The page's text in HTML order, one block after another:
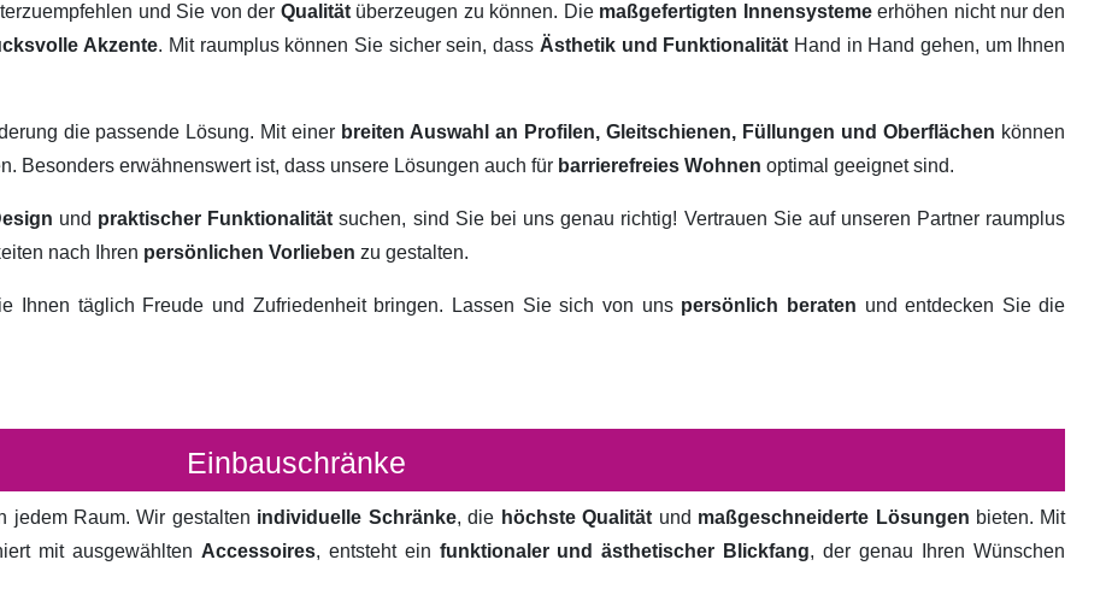
und Sie von der Qualität überzeugen zu können. Die maßgefertigten Innensystemeerhöhen nicht nur den
Akzente. Mit raumplus können Sie sicher sein, dass Ästhetik und Funktionalität Hand in Hand gehen, um Ihnen
die passende Lösung. Mit einer breiten Auswahl an Profilen, Gleitschienen, Füllungen und Oberflächen können
Besonders erwähnenswert ist, dass unsere Lösungen auch für barrierefreies Wohnen optimal geeignet sind.
und praktischer Funktionalitätsuchen, sind Sie bei uns genau richtig! Vertrauen Sie auf unseren Partner raumplus
nach Ihren persönlichen Vorlieben zu gestalten.
Ihnen täglich Freude und Zufriedenheit bringen. Lassen Sie sich von uns persönlich beraten und entdecken Sie die
Einbauschränke
jedem Raum. Wir gestalten individuelle Schränke, die höchste Qualität und maßgeschneiderte Lösungen bieten. Mit
mit ausgewählten Accessoires, entsteht ein funktionaler und ästhetischer Blickfang, der genau Ihren Wünschen